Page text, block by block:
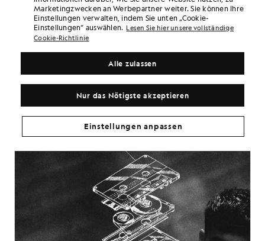
einem Highlight geworden, zu einer Gelegenheit, die Balance
zwischen studiogerechter Präzision und der rohen Energie des
Publikums zu testen. In diesen Momenten, unter den
Scheinwerfern, umgeben von Menschen, die sich mit seiner Musik
Marketingzwecken an Werbepartner weiter. Sie können Ihre
Einstellungen verwalten, indem Sie unten „Cookie-
Einstellungen“ auswählen. Lesen Sie hier unsere vollständige
Cookie-Richtlinie
Nur das Nötigste akzeptieren
Alle zulassen
Einstellungen anpassen